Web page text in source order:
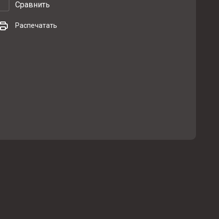
Сравнить
Распечатать